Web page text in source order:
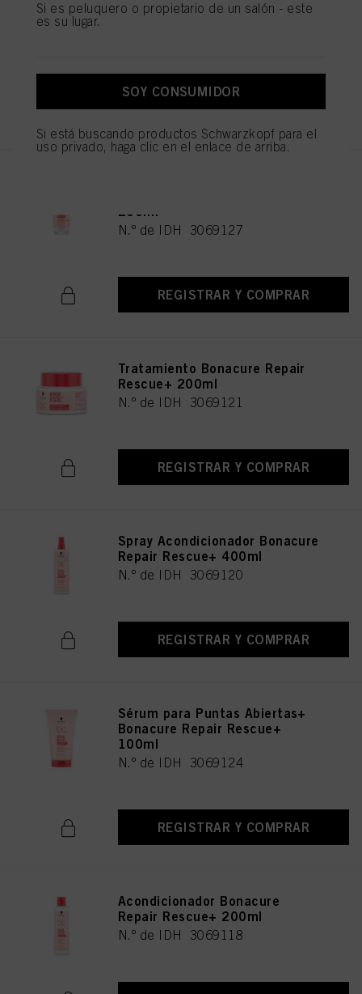
Champú Bonacure Repair
REGISTRAR Y COMPRAR
200ml
N.º de IDH 3069127
REGISTRAR Y COMPRAR
Tratamiento Bonacure Repair
Rescue+ 200ml
N.º de IDH 3069121
REGISTRAR Y COMPRAR
Spray Acondicionador Bonacure
Repair Rescue+ 400ml
N.º de IDH 3069120
REGISTRAR Y COMPRAR
Sérum para Puntas Abiertas+
Bonacure Repair Rescue+
100ml
N.º de IDH 3069124
REGISTRAR Y COMPRAR
Acondicionador Bonacure
Repair Rescue+ 200ml
N.º de IDH 3069118
Si es peluquero o propietario de un salón - este
es su lugar.
SOY CONSUMIDOR
Si está buscando productos Schwarzkopf para el
uso privado, haga clic en el enlace de arriba.